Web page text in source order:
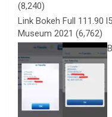
(8,240)
Link Bokeh Full 111.90
Museum 2021 (6,762)